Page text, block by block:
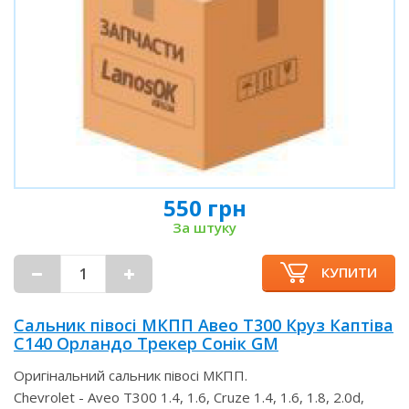
550 грн
За штуку
КУПИТИ
Сальник півосі МКПП Авео Т300 Круз Каптіва
С140 Орландо Трекер Сонік GM
Оригінальний сальник півосі МКПП.
Chevrolet - Aveo T300 1.4, 1.6, Cruze 1.4, 1.6, 1.8, 2.0d,